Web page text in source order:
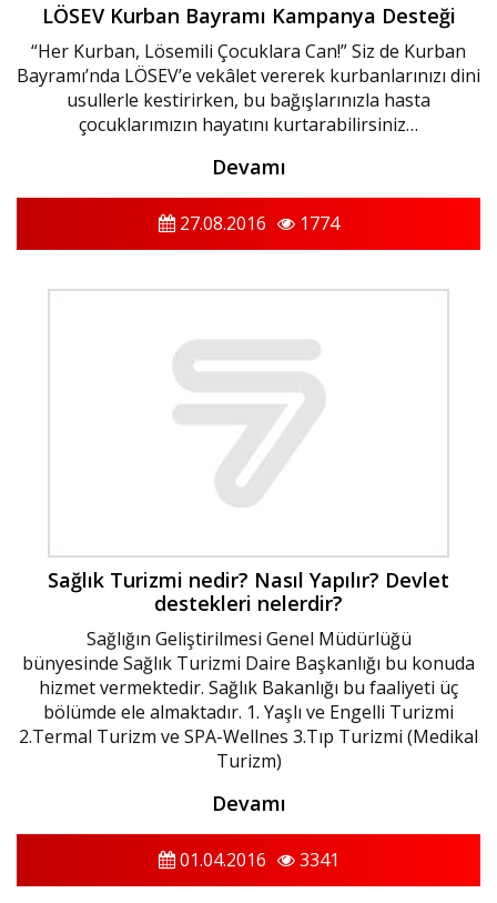
LÖSEV Kurban Bayramı Kampanya Desteği
“Her Kurban, Lösemili Çocuklara Can!” Siz de Kurban
Bayramı’nda LÖSEV’e vekâlet vererek kurbanlarınızı dini
usullerle kestirirken, bu bağışlarınızla hasta
çocuklarımızın hayatını kurtarabilirsiniz…
Devamı
27.08.2016 1774
Sağlık Turizmi nedir? Nasıl Yapılır? Devlet
destekleri nelerdir?
Sağlığın Geliştirilmesi Genel Müdürlüğü
bünyesinde Sağlık Turizmi Daire Başkanlığı bu konuda
hizmet vermektedir. Sağlık Bakanlığı bu faaliyeti üç
bölümde ele almaktadır. 1. Yaşlı ve Engelli Turizmi
2.Termal Turizm ve SPA-Wellnes 3.Tıp Turizmi (Medikal
Turizm)
Devamı
01.04.2016 3341